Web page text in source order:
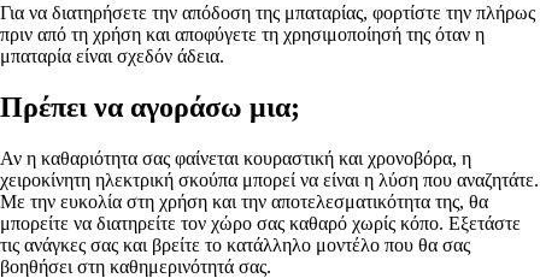
Για να διατηρήσετε την απόδοση της μπαταρίας, φορτίστε την πλήρως
πριν από τη χρήση και αποφύγετε τη χρησιμοποίησή της όταν η
μπαταρία είναι σχεδόν άδεια.
Πρέπει να αγοράσω μια;
Αν η καθαριότητα σας φαίνεται κουραστική και χρονοβόρα, η
χειροκίνητη ηλεκτρική σκούπα μπορεί να είναι η λύση που αναζητάτε.
Με την ευκολία στη χρήση και την αποτελεσματικότητα της, θα
μπορείτε να διατηρείτε τον χώρο σας καθαρό χωρίς κόπο. Εξετάστε
τις ανάγκες σας και βρείτε το κατάλληλο μοντέλο που θα σας
βοηθήσει στη καθημερινότητά σας.